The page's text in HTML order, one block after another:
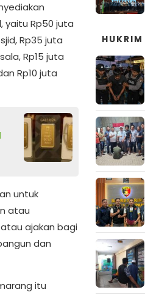
yaitu Rp50 juta
Rp35 juta
Rp15 juta
Rp10 juta
untuk
atau
ajakan bagi
dan
itu
HUKRIM